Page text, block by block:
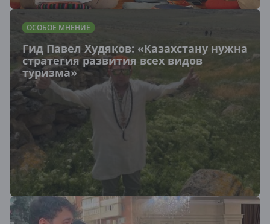
ОСОБОЕ МНЕНИЕ
Гид Павел Худяков: «Казахстану нужна
стратегия развития всех видов
туризма»